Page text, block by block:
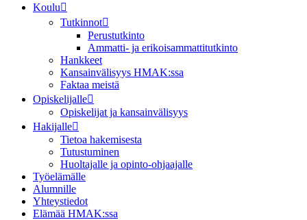
Koulu
Tutkinnot
Perustutkinto
Ammatti- ja erikoisammattitutkinto
Hankkeet
Kansainvälisyys HMAK:ssa
Faktaa meistä
Opiskelijalle
Opiskelijat ja kansainvälisyys
Hakijalle
Tietoa hakemisesta
Tutustuminen
Huoltajalle ja opinto-ohjaajalle
Työelämälle
Alumnille
Yhteystiedot
Elämää HMAK:ssa